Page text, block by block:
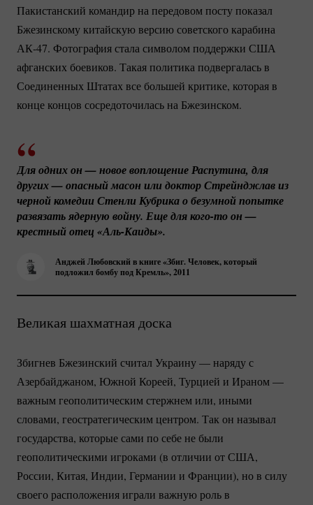
Пакистанский командир на передовом посту показал
Бжезинскому китайскую версию советского карабина
АК-47. Фотография стала символом поддержки США
афганских боевиков. Такая политика подвергалась в
Соединенных Штатах все большей критике, которая в
конце концов сосредоточилась на Бжезинском.
Анджей Любовский в книге «Збиг. Человек, который
подложил бомбу под Кремль», 2011
Для одних он — новое воплощение Распутина, для
других — опасный масон или доктор Стрейнджлав из
черной комедии Стенли Кубрика о безумной попытке
развязать ядерную войну. Еще для кого-то он —
крестный отец «Аль-Каиды».
Великая шахматная доска
Збигнев Бжезинский считал Украину — наряду с
Азербайджаном, Южной Кореей, Турцией и Ираном —
важным геополитическим стержнем или, иными
словами, геостратегическим центром. Так он называл
государства, которые сами по себе не были
геополитическими игроками (в отличии от США,
России, Китая, Индии, Германии и Франции), но в силу
своего расположения играли важную роль в